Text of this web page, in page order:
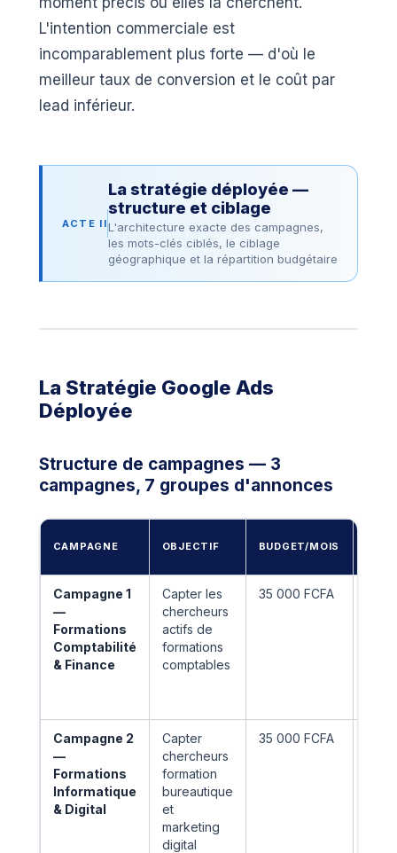
L'intention commerciale est
incomparablement plus forte — d'où le
meilleur taux de conversion et le coût par
lead inférieur.
ACTE II
La stratégie déployée —
structure et ciblage
L'architecture exacte des campagnes,
les mots-clés ciblés, le ciblage
géographique et la répartition budgétaire
La Stratégie Google Ads
Déployée
Structure de campagnes — 3
campagnes, 7 groupes d'annonces
CAMPAGNE OBJECTIF BUDGET/MOIS
Campagne 1
—
Formations
Comptabilité
& Finance
Capter les
chercheurs
actifs de
formations
comptables
35 000 FCFA
Campagne 2
—
Formations
Informatique
& Digital
Capter
chercheurs
formation
bureautique
et
marketing
digital
35 000 FCFA